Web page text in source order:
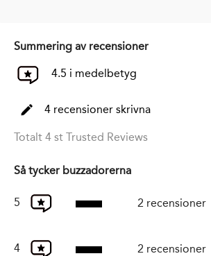
Summering av recensioner
4.5 i medelbetyg
4 recensioner skrivna
Totalt 4 st Trusted Reviews
Så tycker buzzadorerna
5 2 recensioner
4 2 recensioner